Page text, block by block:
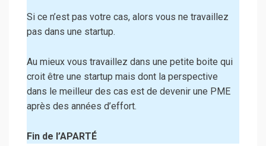
Si ce n’est pas votre cas, alors vous ne travaillez
pas dans une startup.
Au mieux vous travaillez dans une petite boite qui
croit être une startup mais dont la perspective
dans le meilleur des cas est de devenir une PME
après des années d’effort.
Fin de l’APARTÉ